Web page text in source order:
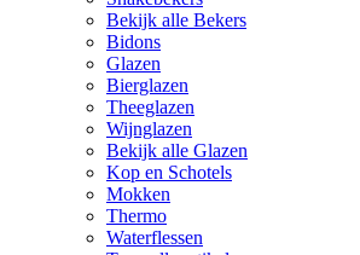
Bekijk alle Bekers
Bidons
Glazen
Bierglazen
Theeglazen
Wijnglazen
Bekijk alle Glazen
Kop en Schotels
Mokken
Thermo
Waterflessen